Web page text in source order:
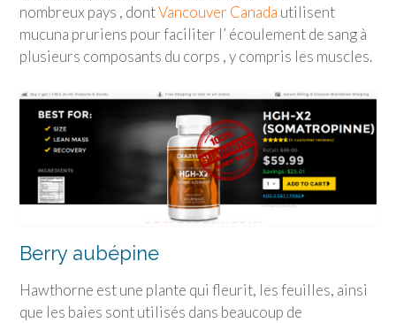
nombreux pays , dontVancouver Canada utilisent
mucuna pruriens pour faciliter l’ écoulement de sang à
plusieurs composants du corps , y compris les muscles.
Berry aubépine
Hawthorne est une plante qui fleurit, les feuilles, ainsi
que les baies sont utilisés dans beaucoup de